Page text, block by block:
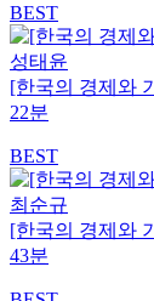
BEST
성태윤
[한국의 경제와
22분
BEST
최순규
[한국의 경제와
43분